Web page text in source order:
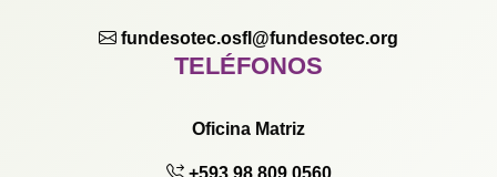
fundesotec.osfl@fundesotec.org
TELÉFONOS
Oficina Matriz
+593 98 809 0560